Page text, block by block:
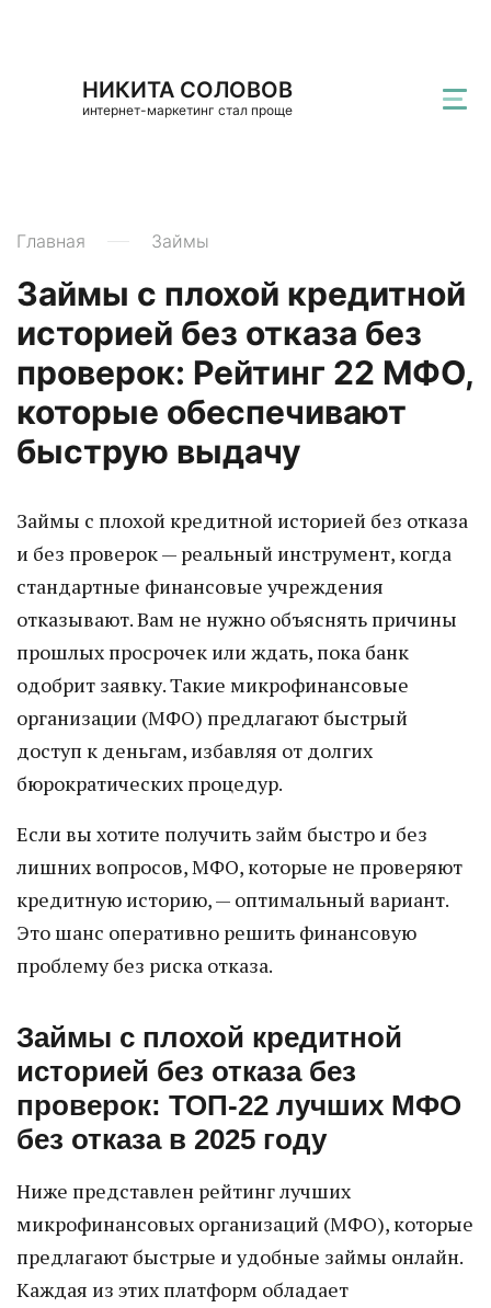
НИКИТА СОЛОВОВ
интернет-маркетинг стал проще
Главная Займы
Займы с плохой кредитной
историей без отказа без
проверок: Рейтинг 22 МФО,
которые обеспечивают
быструю выдачу
Займы с плохой кредитной историей без отказа
и без проверок — реальный инструмент, когда
стандартные финансовые учреждения
отказывают. Вам не нужно объяснять причины
прошлых просрочек или ждать, пока банк
одобрит заявку. Такие микрофинансовые
организации (МФО) предлагают быстрый
доступ к деньгам, избавляя от долгих
бюрократических процедур.
Если вы хотите получить займ быстро и без
лишних вопросов, МФО, которые не проверяют
кредитную историю, — оптимальный вариант.
Это шанс оперативно решить финансовую
проблему без риска отказа.
Займы с плохой кредитной
историей без отказа без
проверок: ТОП-22 лучших МФО
без отказа в 2025 году
Ниже представлен рейтинг лучших
микрофинансовых организаций (МФО), которые
предлагают быстрые и удобные займы онлайн.
Каждая из этих платформ обладает